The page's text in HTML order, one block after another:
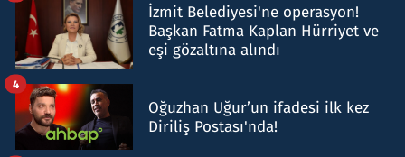
İzmit Belediyesi'ne operasyon!
Başkan Fatma Kaplan Hürriyet ve
eşi gözaltına alındı
Oğuzhan Uğur’un ifadesi ilk kez
Diriliş Postası'nda!
4